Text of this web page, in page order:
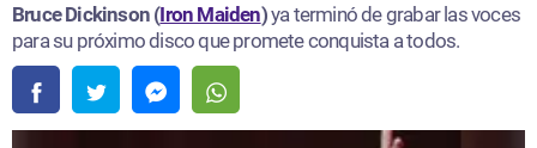
Bruce Dickinson (Iron Maiden)ya terminó de grabar las voces
para su próximo disco que promete conquista a todos.